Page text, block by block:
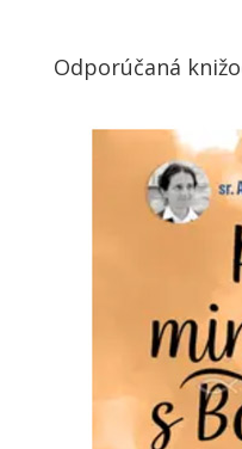
Odporúčaná